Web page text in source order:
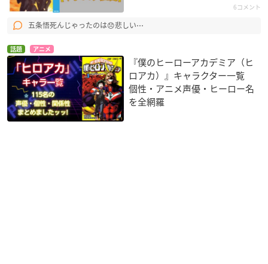
6コメント
五条悟死んじゃったのは😞悲しい⋯
話題 アニメ
『僕のヒーローアカデミア（ヒ
ロアカ）』キャラクター一覧
個性・アニメ声優・ヒーロー名
を全網羅